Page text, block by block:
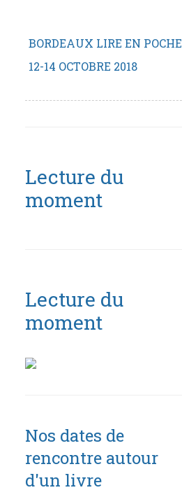
BORDEAUX LIRE EN POCHE
12-14 OCTOBRE 2018
Lecture du
moment
Lecture du
moment
Nos dates de
rencontre autour
d'un livre